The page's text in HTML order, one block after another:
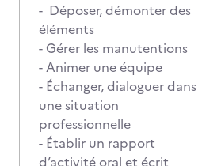
- Déposer, démonter des
éléments
- Gérer les manutentions
- Animer une équipe
- Échanger, dialoguer dans
une situation
professionnelle
- Établir un rapport
d’activité oral et écrit